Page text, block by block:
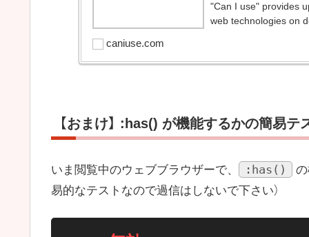
"Can I use" provides
web technologies on
caniuse.com
【おまけ】 :has() が機能するかの簡易テ
いま閲覧中のウェブブラウザーで、 :has()
易的なテストなので過信はしないで下さい）